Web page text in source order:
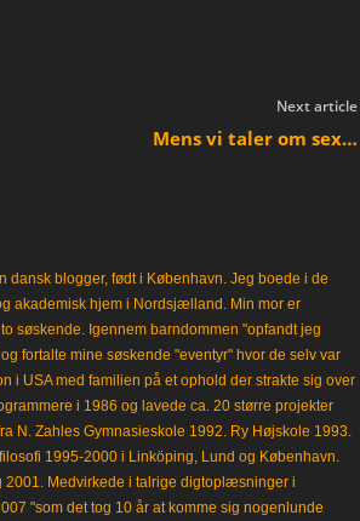
Next article
Mens vi taler om sex…
dansk blogger, født i København. Jeg boede i de
akademisk hjem i Nordsjælland. Min mor er
søskende. Igennem barndommen "opfandt jeg
fortalte mine søskende "eventyr" hvor de selv var
i USA med familien på et ophold der strakte sig over
i 1986 og lavede ca. 20 større projekter
N. Zahles Gymnasieskole 1992. Ry Højskole 1993.
1995-2000 i Linköping, Lund og København.
Medvirkede i talrige digtoplæsninger i
"som det tog 10 år at komme sig nogenlunde